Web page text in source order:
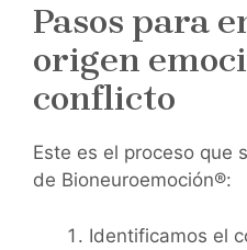
Pasos para
origen
conflicto
Este es el proceso que
de Bioneuroemoción®:
Identificamos el